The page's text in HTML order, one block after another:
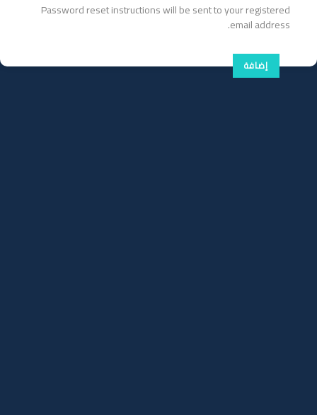
Password reset instructions will be sent to your registered
email address.